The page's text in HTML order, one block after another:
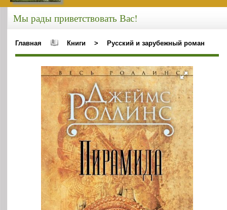
Мы рады приветствовать Вас!
Главная Книги > Русский и зарубежный роман